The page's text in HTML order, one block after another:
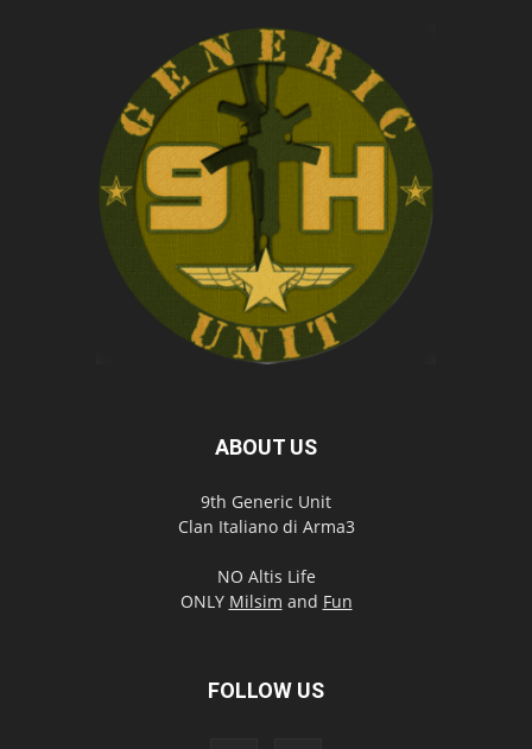
ABOUT US
9th Generic Unit
Clan Italiano di Arma3
NO Altis Life
ONLY Milsim and Fun
FOLLOW US